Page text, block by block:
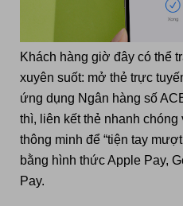
Khách hàng giờ đây có thể
xuyên suốt: mở thẻ trực
ứng dụng Ngân hàng số
thì, liên kết thẻ nhanh
thông minh để “tiện tay
bằng hình thức Apple Pay,
Pay.